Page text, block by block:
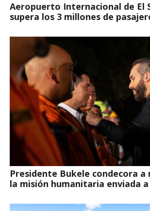
Aeropuerto Internacional de El
supera los 3 millones de
Presidente Bukele condecora a
la misión humanitaria enviada a